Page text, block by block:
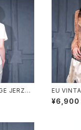
JERZEE
MAN PRI
90年
EU
ER
SIGN
¥6,900